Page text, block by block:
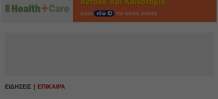
Δείτε εδώ την ειδική έκδοση
ΕΙΔΗΣΕΙΣ ΕΠΙΚΑΙΡΑ